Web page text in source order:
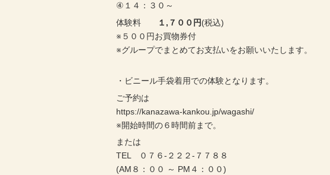
④１４：３０～
体験料
１,７００円(税込)
※５００円お買物券付
※グループでまとめてお支払いをお願いいたします。
・ビニール手袋着用での体験となります。
ご予約は
https://kanazawa-kankou.jp/wagashi/
※開始時間の６時間前まで。
または
TEL ０７６-２２２-７７８８
(AM８：００ ～ PM４：００)